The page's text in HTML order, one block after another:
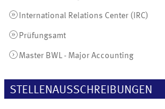
International Relations Center (IRC)
Prüfungsamt
Master BWL - Major Accounting
STELLENAUSSCHREIBUNGEN